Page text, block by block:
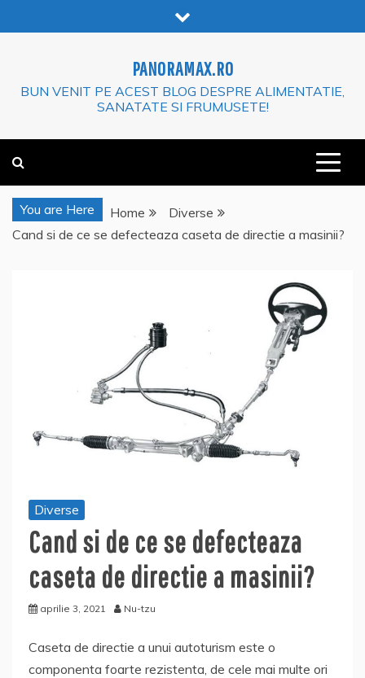
to
PANORAMAX.RO
BUN VENIT PE ACEST BLOG DESPRE ALIMENTATIE,
SANATATE SI FRUMUSETE!
You are Here Home
Diverse
Cand si de ce se defecteaza caseta de directie a masinii?
Diverse
Cand si de ce se defecteaza
caseta de directie a masinii?
aprilie 3, 2021 Nu-tzu
Caseta de directie a unui autoturism este o
componenta foarte rezistenta, de cele mai multe ori